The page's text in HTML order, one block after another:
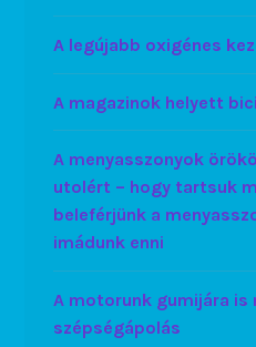
A legújabb oxigénes
A magazinok helyett
A menyasszonyok
utolért – hogy tartsuk
beleférjünk a
imádunk enni
A motorunk gumijára is
szépségápolás